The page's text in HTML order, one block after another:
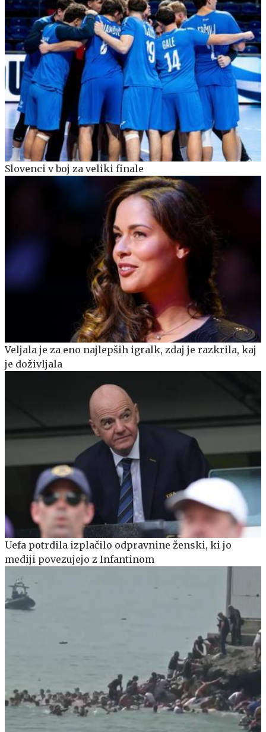
Slovenci v boj za veliki finale
Veljala je za eno najlepših igralk, zdaj je razkrila, kaj
je doživljala
Uefa potrdila izplačilo odpravnine ženski, ki jo
mediji povezujejo z Infantinom